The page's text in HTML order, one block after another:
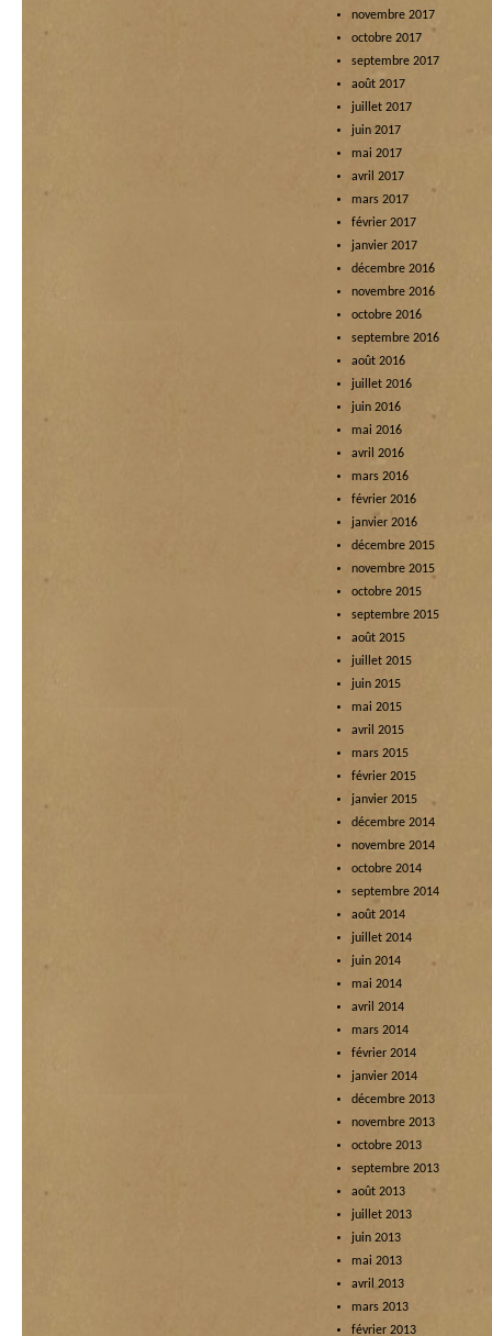
novembre 2017
octobre 2017
septembre 2017
août 2017
juillet 2017
juin 2017
mai 2017
avril 2017
mars 2017
février 2017
janvier 2017
décembre 2016
novembre 2016
octobre 2016
septembre 2016
août 2016
juillet 2016
juin 2016
mai 2016
avril 2016
mars 2016
février 2016
janvier 2016
décembre 2015
novembre 2015
octobre 2015
septembre 2015
août 2015
juillet 2015
juin 2015
mai 2015
avril 2015
mars 2015
février 2015
janvier 2015
décembre 2014
novembre 2014
octobre 2014
septembre 2014
août 2014
juillet 2014
juin 2014
mai 2014
avril 2014
mars 2014
février 2014
janvier 2014
décembre 2013
novembre 2013
octobre 2013
septembre 2013
août 2013
juillet 2013
juin 2013
mai 2013
avril 2013
mars 2013
février 2013